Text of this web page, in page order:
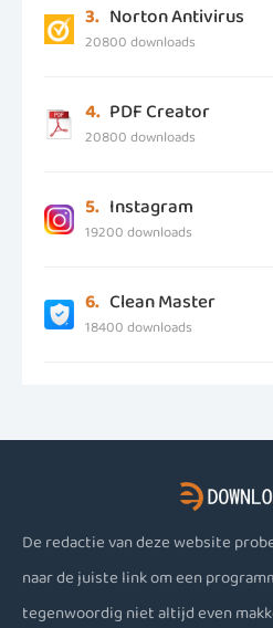
3. Norton Antivirus
20800 downloads
4. PDF Creator
20800 downloads
5. Instagram
19200 downloads
6. Clean Master
18400 downloads
De redactie van deze website
naar de juiste link om een
tegenwoordig niet altijd even